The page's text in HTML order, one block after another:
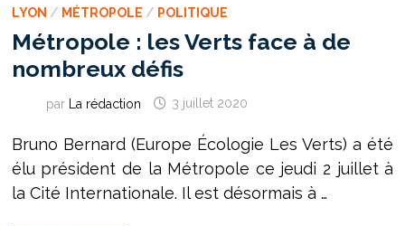
LYON / MÉTROPOLE / POLITIQUE
Métropole : les Verts face à de
nombreux défis
par La rédaction 3 juillet 2020
Bruno Bernard (Europe Écologie Les Verts) a été
élu président de la Métropole ce jeudi 2 juillet à
la Cité Internationale. Il est désormais à …